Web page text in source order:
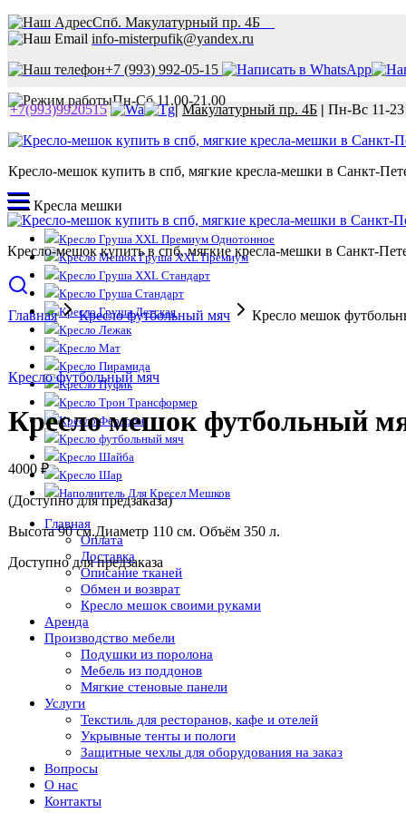
Спб. Макулатурный пр. 4Б
info-misterpufik@yandex.ru
+7 (993) 992-05-15
Пн-Сб 11.00-21.00
+7(993)9920515 | Макулатурный пр. 4Б | Пн-Вс 11-23
Кресло-мешок купить в спб, мягкие кресла-мешки в Санкт-
Кресла мешки
Кресло Груша XXL Премиум Однотонное
Кресло Мешок Груша XXL Премиум
Кресло Груша XXL Стандарт
Кресло Груша Стандарт
Кресло Груша Детская
Кресло Лежак
Кресло Мат
Кресло Пирамида
Кресло Пуфик
Кресло Трон Трансформер
Кресло Ферарри
Кресло футбольный мяч
Кресло Шайба
Кресло Шар
Наполнитель Для Кресел Мешков
Главная
Оплата
Доставка
Описание тканей
Обмен и возврат
Кресло мешок своими руками
Аренда
Производство мебели
Подушки из поролона
Мебель из поддонов
Мягкие стеновые панели
Услуги
Текстиль для ресторанов, кафе и отелей
Укрывные тенты и пологи
Защитные чехлы для оборудования на заказ
Вопросы
О нас
Контакты
Кресло-мешок купить в спб, мягкие кресла-мешки в Санкт-
Главная Кресло футбольный мяч Кресло мешок
Кресло футбольный мяч
Кресло мешок футбольный
4000 ₽
(Доступно для предзаказа)
Высота 90 см.Диаметр 110 см. Объём 350 л.
Доступно для предзаказа